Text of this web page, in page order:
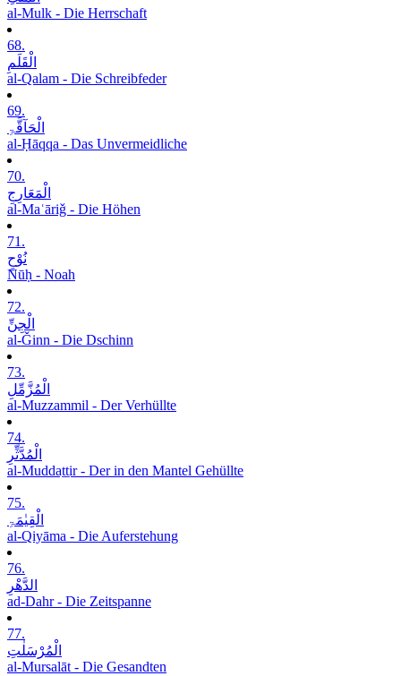
al-Mulk - Die Herrschaft
68.
الْقَلَمِ
al-Qalam - Die Schreibfeder
69.
الْحَآقَّۃِ
al-Ḥāqqa - Das Unvermeidliche
70.
الْمَعَارِجِ
al-Maʿāriǧ - Die Höhen
71.
نُوْحٍ
Nūḥ - Noah
72.
الْجِنِّ
al-Ǧinn - Die Dschinn
73.
الْمُزَّمِّلِ
al-Muzzammil - Der Verhüllte
74.
الْمُدَّثِّرِ
al-Muddaṯṯir - Der in den Mantel Gehüllte
75.
الْقِیٰمَۃِ
al-Qiyāma - Die Auferstehung
76.
الدَّھْرِ
ad-Dahr - Die Zeitspanne
77.
الْمُرْسَلٰتِ
al-Mursalāt - Die Gesandten